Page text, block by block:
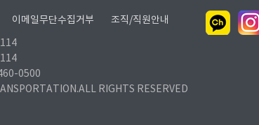
이메일무단수집거부 조직/직원안내
0500
RIGHTS RESERVED